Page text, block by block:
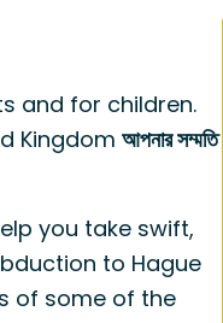
and for children.
Kingdom আপনার সম্মতি
you take swift,
to Hague
of some of the